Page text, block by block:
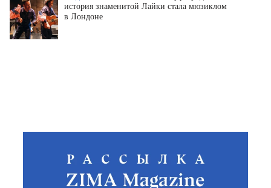
история знаменитой Лайки стала мюзиклом
в Лондоне